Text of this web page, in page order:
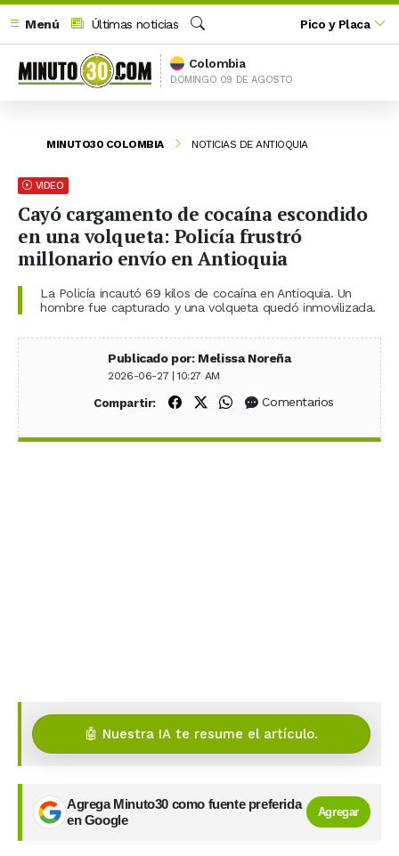
Menú
Últimas noticias
Buscar
Pico y Placa
Colombia
DOMINGO 09 DE AGOSTO
MINUTO30 COLOMBIA NOTICIAS DE ANTIOQUIA
VIDEO
Cayó cargamento de cocaína escondido
en una volqueta: Policía frustró
millonario envío en Antioquia
La Policía incautó 69 kilos de cocaína en Antioquia. Un
hombre fue capturado y una volqueta quedó inmovilizada.
Publicado por: Melissa Noreña
2026-06-27 | 10:27 AM
Compartir: Compartir en Facebook
Compartir en X (Twitter)
Compartir en WhatsApp
Comentarios
🤖 Nuestra IA te resume el artículo.
Agrega Minuto30 como fuente preferida
en Google
Agregar